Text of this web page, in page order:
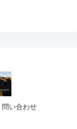
問い合わせ